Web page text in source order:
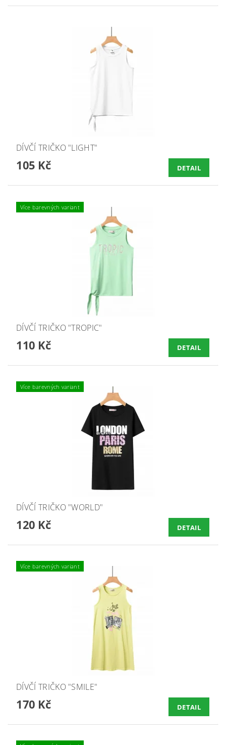
DÍVČÍ TRIČKO "LIGHT"
105 Kč DETAIL
Více barevných variant
DÍVČÍ TRIČKO "TROPIC"
110 Kč DETAIL
Více barevných variant
DÍVČÍ TRIČKO "WORLD"
120 Kč DETAIL
Více barevných variant
DÍVČÍ TRIČKO "SMILE"
170 Kč DETAIL